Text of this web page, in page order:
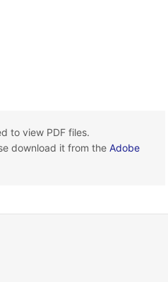
to view PDF files.
download it from theAdobe